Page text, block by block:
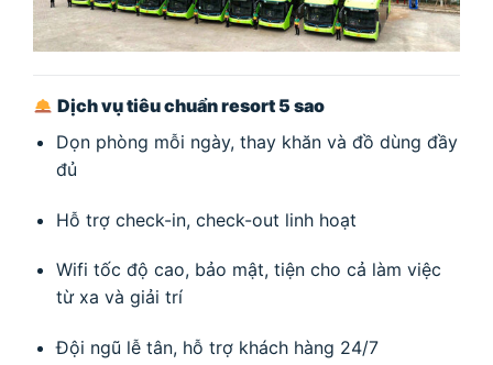
Dịch vụ tiêu chuẩn resort 5 sao
Dọn phòng mỗi ngày, thay khăn và đồ dùng đầy
đủ
Hỗ trợ check-in, check-out linh hoạt
Wifi tốc độ cao, bảo mật, tiện cho cả làm việc
từ xa và giải trí
Đội ngũ lễ tân, hỗ trợ khách hàng 24/7